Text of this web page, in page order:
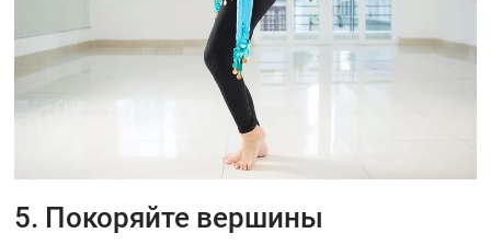
5. Покоряйте вершины